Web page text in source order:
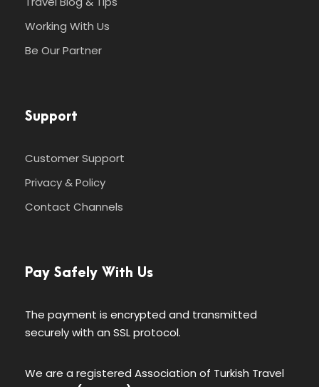
Working With Us
Be Our Partner
Support
Customer Support
Privacy & Policy
Contact Channels
Pay Safely With Us
The payment is encrypted and transmitted
securely with an SSL protocol.
We are a registered Association of Turkish Travel